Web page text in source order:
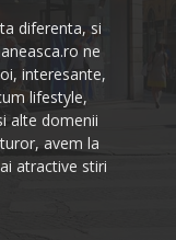
diferenta, si
ne
interesante,
lifestyle,
alte domenii
avem la
atractive stiri